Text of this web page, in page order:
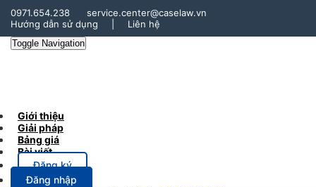
0971.654.238
service.center@caselaw.vn
Hướng dẫn sử dụng
Liên hệ
Toggle Navigation
Giới thiệu
Giải pháp
Bảng giá
Bài viết
Đăng ký
Đăng nhập